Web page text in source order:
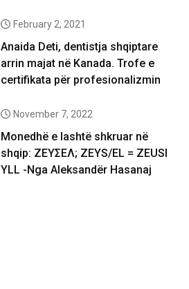
February 2, 2021
Anaida Deti, dentistja shqiptare
arrin majat në Kanada. Trofe e
certifikata për profesionalizmin
November 7, 2022
Monedhë e lashtë shkruar në
shqip: ΖΕΥΣΕΛ; ZEYS/EL = ZEUSI
YLL -Nga Aleksandër Hasanaj